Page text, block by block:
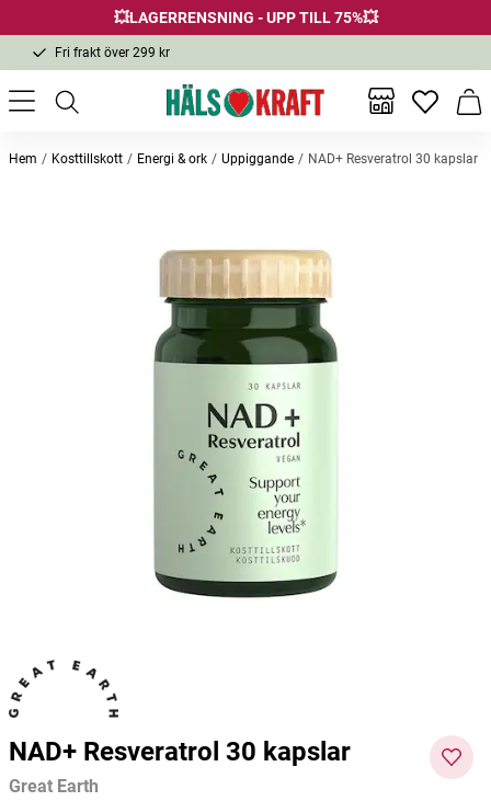
💥LAGERRENSNING - UPP TILL 75%💥
Fri frakt över 299 kr
1-3 dagars leverans
Samma pris i butik & online
Fri frakt över 299 kr
Inga
Hem Kosttillskott Energi & ork Uppiggande NAD+ Resveratrol 30 kapslar
Biomed Toothpaste Charcoal 100g Magnesium 375mg 100 tabletter
Great Earth
Pris:150 kr
150 kr
Lägg i varukorgen
NAD+ Resveratrol 30 kapslar
Great Earth